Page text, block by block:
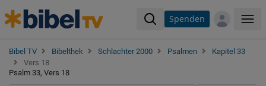
Spenden
Bibel TV Bibelthek Schlachter 2000 Psalmen
Kapitel 33
Vers 18
Psalm 33, Vers 18